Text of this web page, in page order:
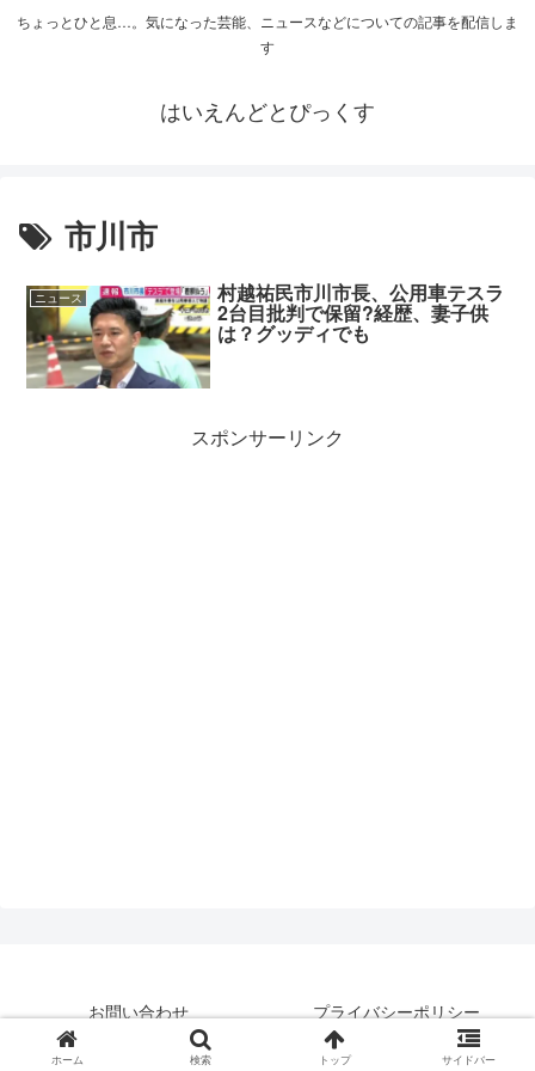
ちょっとひと息…。気になった芸能、ニュースなどについての記事を配信しま
す
はいえんどとぴっくす
市川市
ニュース 村越祐民市川市長、公用車テスラ
2台目批判で保留?経歴、妻子供
は？グッディでも
スポンサーリンク
お問い合わせ
プライバシーポリシー
© 2019 はいえんどとぴっくす.
ホーム 検索 トップ サイドバー